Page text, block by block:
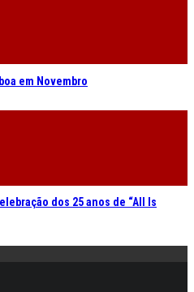
em Novembro
dos 25 anos de “All Is